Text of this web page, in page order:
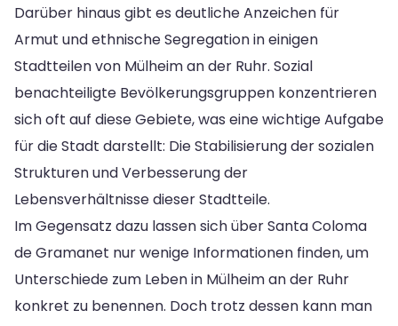
Darüber hinaus gibt es deutliche Anzeichen für
Armut und ethnische Segregation in einigen
Stadtteilen von Mülheim an der Ruhr. Sozial
benachteiligte Bevölkerungsgruppen konzentrieren
sich oft auf diese Gebiete, was eine wichtige Aufgabe
für die Stadt darstellt: Die Stabilisierung der sozialen
Strukturen und Verbesserung der
Lebensverhältnisse dieser Stadtteile.
Im Gegensatz dazu lassen sich über Santa Coloma
de Gramanet nur wenige Informationen finden, um
Unterschiede zum Leben in Mülheim an der Ruhr
konkret zu benennen. Doch trotz dessen kann man